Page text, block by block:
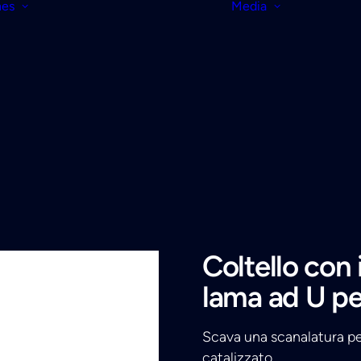
Media
Coltello con
lama ad U
Scava una scanalatura
catalizzato.